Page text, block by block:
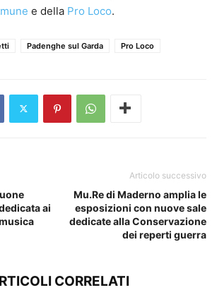
e della Pro Loco.
Padenghe sul Garda Pro Loco
ai
Articolo successivo
Mu.Re di Maderno amplia le
esposizioni con nuove sale
dedicate alla Conservazione
dei reperti guerra
CORRELATI